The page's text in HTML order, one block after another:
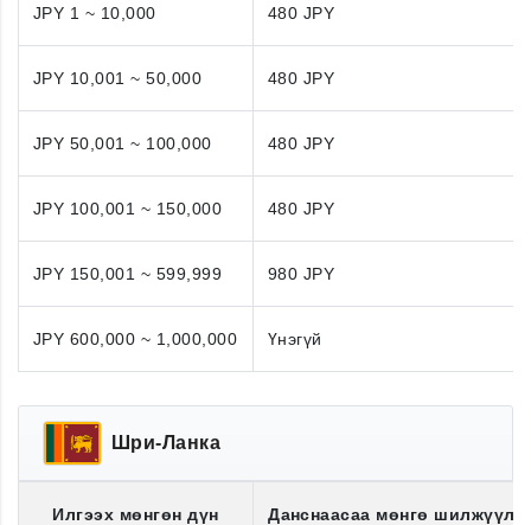
JPY 1 ~ 10,000 480 JPY
JPY 10,001 ~ 50,000 480 JPY
JPY 50,001 ~ 100,000 480 JPY
JPY 100,001 ~ 150,000 480 JPY
JPY 150,001 ~ 599,999 980 JPY
JPY 600,000 ~ 1,000,000 Үнэгүй
Шри-Ланка
Илгээх мөнгөн дүн Данснаасаа мөнгө